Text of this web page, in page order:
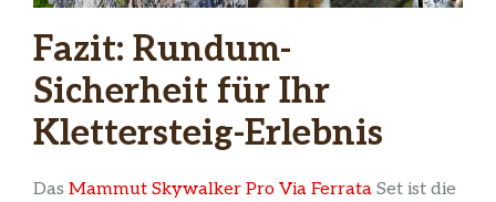
Fazit: Rundum-
Sicherheit für Ihr
Klettersteig-Erlebnis
Das Mammut Skywalker Pro Via Ferrata Set ist die